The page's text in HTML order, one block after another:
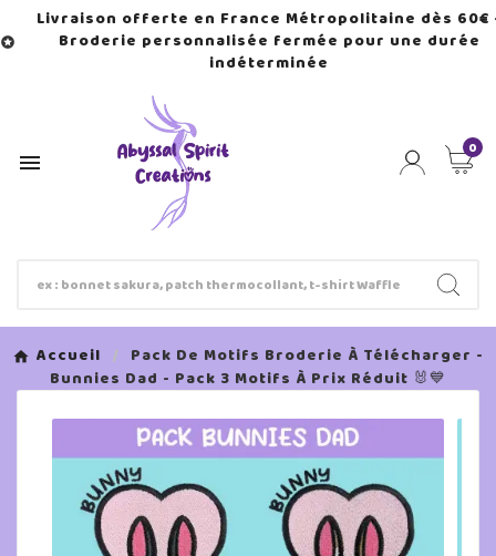

Livraison offerte en France Métropolitaine dès 60€
Broderie personnalisée fermée pour une durée
indéterminée

0
Accueil
Pack De Motifs Broderie À Télécharger -
Bunnies Dad - Pack 3 Motifs À Prix Réduit 🐰💙